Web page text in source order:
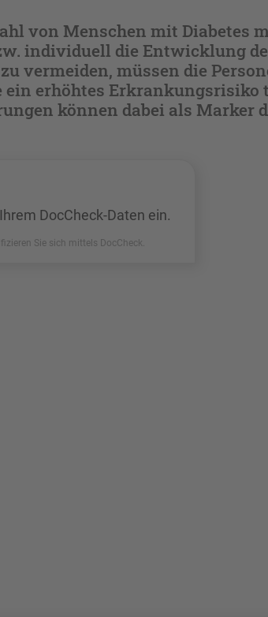
von Menschen mit Diabetes
individuell die Entwicklung
vermeiden, müssen die
erhöhtes Erkrankungsrisiko
können dabei als Marker
DocCheck-Daten ein.
Sie sich mittels DocCheck.